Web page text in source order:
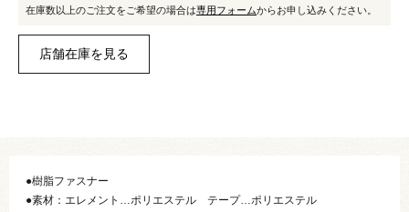
在庫数以上のご注文をご希望の場合は専用フォームからお申し込みください。
●樹脂ファスナー
●素材：エレメント…ポリエステル テープ…ポリエステル